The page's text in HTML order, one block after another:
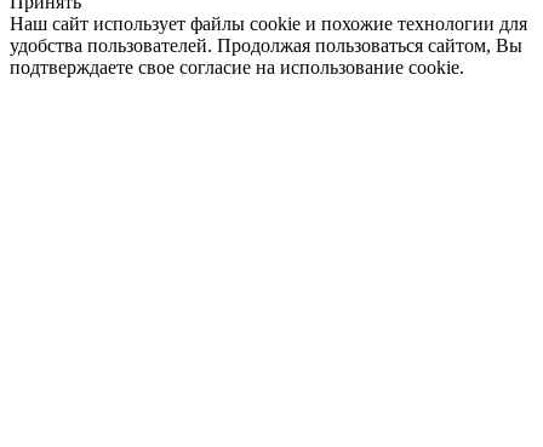
Наш сайт использует файлы cookie и похожие технологии для
удобства пользователей. Продолжая пользоваться сайтом, Вы
подтверждаете свое согласие на использование cookie.